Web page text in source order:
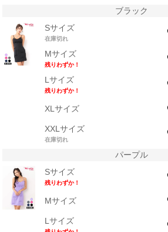
ブラック
Sサイズ
在庫切れ
Mサイズ
残りわずか！
Lサイズ
残りわずか！
XLサイズ
XXLサイズ
在庫切れ
パープル
Sサイズ
残りわずか！
Mサイズ
Lサイズ